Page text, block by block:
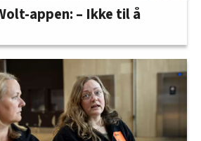
appen: – Ikke til å